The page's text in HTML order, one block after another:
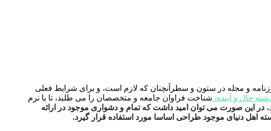
و مجله در ستون و سطرآنچنان که لازم است، و برای شرایط فعلی
حال و آینده، شناخت فراوان جامعه و متخصصان را می طلبد، تا با نرم
در این صورت می توان امید داشت که تمام و دشواری موجود در ارائه
اهل دنیای موجود طراحی اساسا مورد استفاده قرار گیرد.